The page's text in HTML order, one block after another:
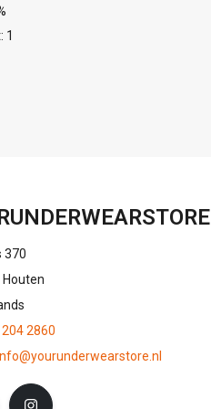
1
370
Houten
2860